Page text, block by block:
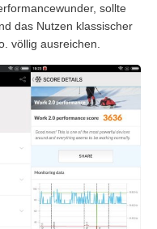
sollte
das Nutzen klassischer
völlig ausreichen.